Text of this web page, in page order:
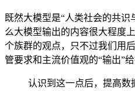
既然大模型是“人类社会的共
么大模型输出的内容很大程度
个族群的观点，只不过我们用
管要求和主流价值观的“输出”给
认识到这一点后，提高数